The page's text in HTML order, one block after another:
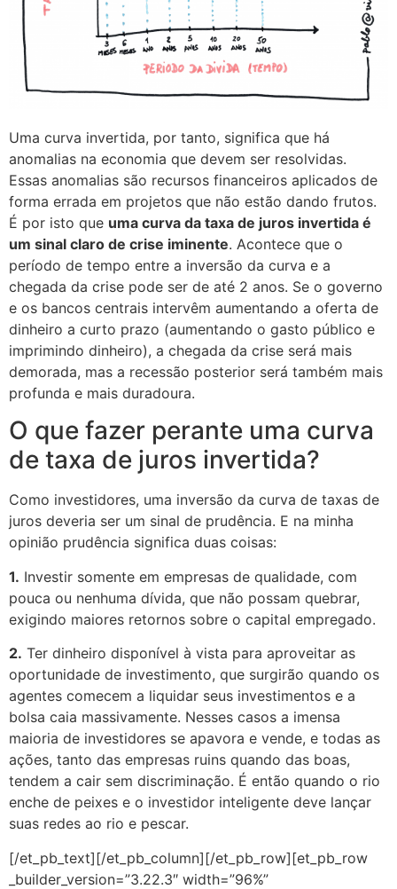
Uma curva invertida, por tanto, significa que há
anomalias na economia que devem ser resolvidas.
Essas anomalias são recursos financeiros aplicados de
forma errada em projetos que não estão dando frutos.
É por isto que uma curva da taxa de juros invertida é
um sinal claro de crise iminente. Acontece que o
período de tempo entre a inversão da curva e a
chegada da crise pode ser de até 2 anos. Se o governo
e os bancos centrais intervêm aumentando a oferta de
dinheiro a curto prazo (aumentando o gasto público e
imprimindo dinheiro), a chegada da crise será mais
demorada, mas a recessão posterior será também mais
profunda e mais duradoura.
O que fazer perante uma curva
de taxa de juros invertida?
Como investidores, uma inversão da curva de taxas de
juros deveria ser um sinal de prudência. E na minha
opinião prudência significa duas coisas:
1. Investir somente em empresas de qualidade, com
pouca ou nenhuma dívida, que não possam quebrar,
exigindo maiores retornos sobre o capital empregado.
2. Ter dinheiro disponível à vista para aproveitar as
oportunidade de investimento, que surgirão quando os
agentes comecem a liquidar seus investimentos e a
bolsa caia massivamente. Nesses casos a imensa
maioria de investidores se apavora e vende, e todas as
ações, tanto das empresas ruins quando das boas,
tendem a cair sem discriminação. É então quando o rio
enche de peixes e o investidor inteligente deve lançar
suas redes ao rio e pescar.
[/et_pb_text][/et_pb_column][/et_pb_row][et_pb_row
_builder_version=”3.22.3″ width=”96%”